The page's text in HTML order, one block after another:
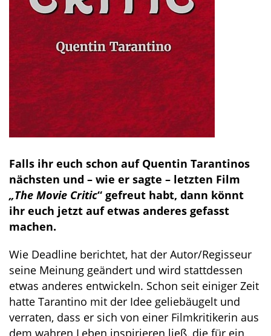
Falls ihr euch schon auf Quentin Tarantinos
nächsten und – wie er sagte – letzten Film
„The Movie Critic“ gefreut habt, dann könnt
ihr euch jetzt auf etwas anderes gefasst
machen.
Wie Deadline berichtet, hat der Autor/Regisseur
seine Meinung geändert und wird stattdessen
etwas anderes entwickeln. Schon seit einiger Zeit
hatte Tarantino mit der Idee geliebäugelt und
verraten, dass er sich von einer Filmkritikerin aus
dem wahren Leben inspirieren ließ, die für ein